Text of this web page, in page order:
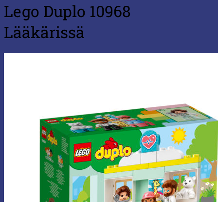
Lego Duplo 10968
Lääkärissä